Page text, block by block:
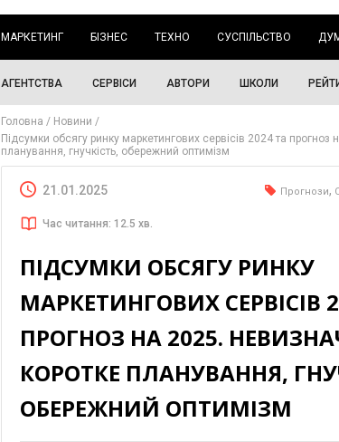
МАРКЕТИНГ БІЗНЕС ТЕХНО СУСПІЛЬСТВО
АГЕНТСТВА СЕРВІСИ АВТОРИ ШКОЛИ
Головна
Новини
Підсумки обсягу ринку маркетингових сервісів 2024 та прогноз
планування, гнучкість, обережний оптимізм
21.01.2025 Прогнози,
Час читання: 12.5 хв.
ПІДСУМКИ ОБСЯГУ РИНКУ
МАРКЕТИНГОВИХ СЕРВІСІВ
ПРОГНОЗ НА 2025.
КОРОТКЕ ПЛАНУВАННЯ,
ОБЕРЕЖНИЙ ОПТИМІЗМ